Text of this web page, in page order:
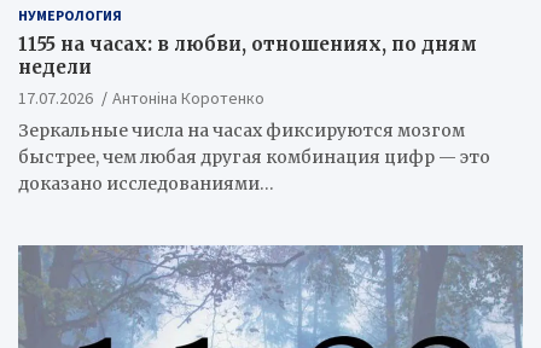
НУМЕРОЛОГИЯ
1155 на часах: в любви, отношениях, по дням
недели
17.07.2026
Антоніна Коротенко
Зеркальные числа на часах фиксируются мозгом
быстрее, чем любая другая комбинация цифр — это
доказано исследованиями…